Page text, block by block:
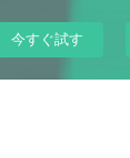
今すぐ試す